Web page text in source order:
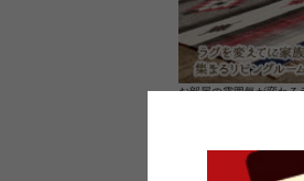
お部屋の雰囲気が変わる